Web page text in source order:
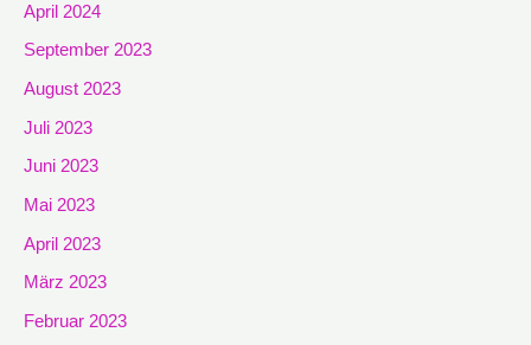
April 2024
September 2023
August 2023
Juli 2023
Juni 2023
Mai 2023
April 2023
März 2023
Februar 2023